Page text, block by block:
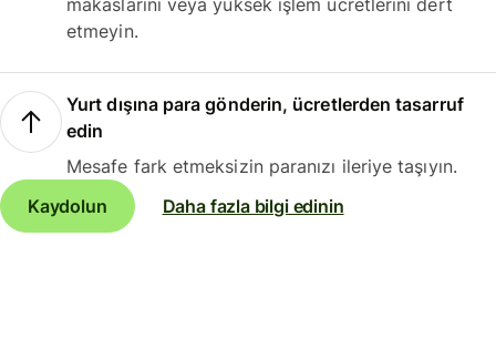
makaslarını veya yüksek işlem ücretlerini dert
etmeyin.
Yurt dışına para gönderin, ücretlerden tasarruf
edin
Mesafe fark etmeksizin paranızı ileriye taşıyın.
Kaydolun
Daha fazla bilgi edinin